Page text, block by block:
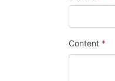
Content *